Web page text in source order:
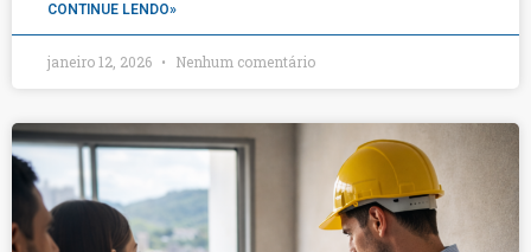
CONTINUE LENDO»
janeiro 12, 2026 Nenhum comentário